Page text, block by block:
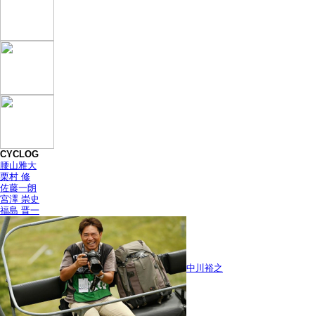
CYCLOG
腰山雅大
栗村 修
佐藤一朗
宮澤 崇史
福島 晋一
中川裕之